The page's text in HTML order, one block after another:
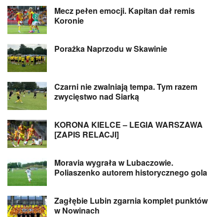
Mecz pełen emocji. Kapitan dał remis
Koronie
Porażka Naprzodu w Skawinie
Czarni nie zwalniają tempa. Tym razem
zwycięstwo nad Siarką
KORONA KIELCE – LEGIA WARSZAWA
[ZAPIS RELACJI]
Moravia wygrała w Lubaczowie.
Poliaszenko autorem historycznego gola
Zagłębie Lubin zgarnia komplet punktów
w Nowinach